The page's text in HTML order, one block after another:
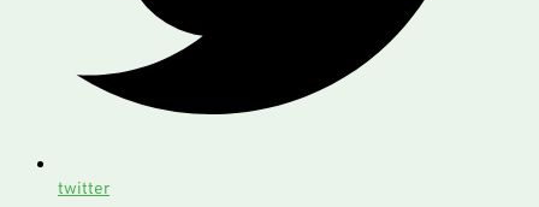
twitter